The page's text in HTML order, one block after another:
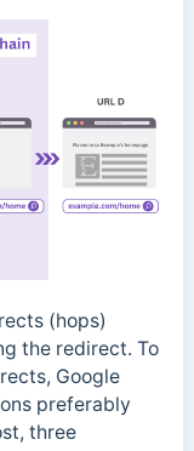
(hops)
the redirect. To
Google
preferably
three